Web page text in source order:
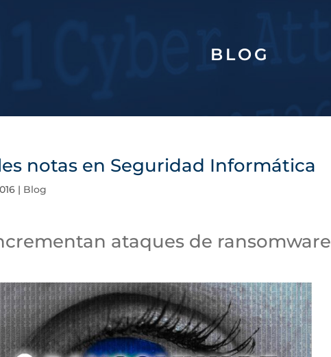
BLOG
notas en Seguridad Informática
| Blog
ataques de ransomware